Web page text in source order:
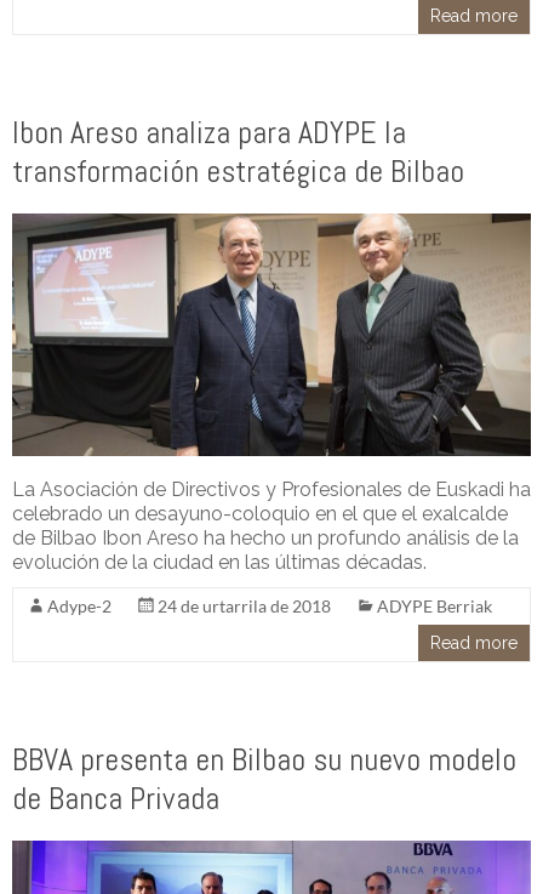
Read more
Ibon Areso analiza para ADYPE la
transformación estratégica de Bilbao
La Asociación de Directivos y Profesionales de Euskadi ha
celebrado un desayuno-coloquio en el que el exalcalde
de Bilbao Ibon Areso ha hecho un profundo análisis de la
evolución de la ciudad en las últimas décadas.
Adype-2 24 de urtarrila de 2018 ADYPE Berriak
Read more
BBVA presenta en Bilbao su nuevo modelo
de Banca Privada